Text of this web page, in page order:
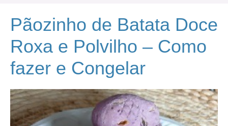
Pãozinho de Batata Doce
Roxa e Polvilho – Como
fazer e Congelar